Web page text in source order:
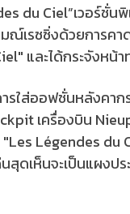
du Ciel”เวอร์ชั่น
เรซซิ่งด้วยการคา
และได้กระจังห
ใส่ออฟชั่นหลังคา
เครื่องบิน
Légendes du
สุดเห็นจะเป็นแผง